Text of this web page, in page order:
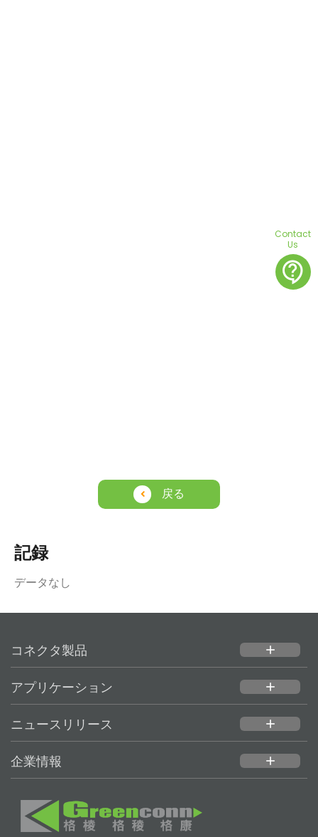
戻る
記録
データなし
コネクタ製品 add
アプリケーション add
ニュースリリース add
企業情報 add
Contact
Us
contact_support